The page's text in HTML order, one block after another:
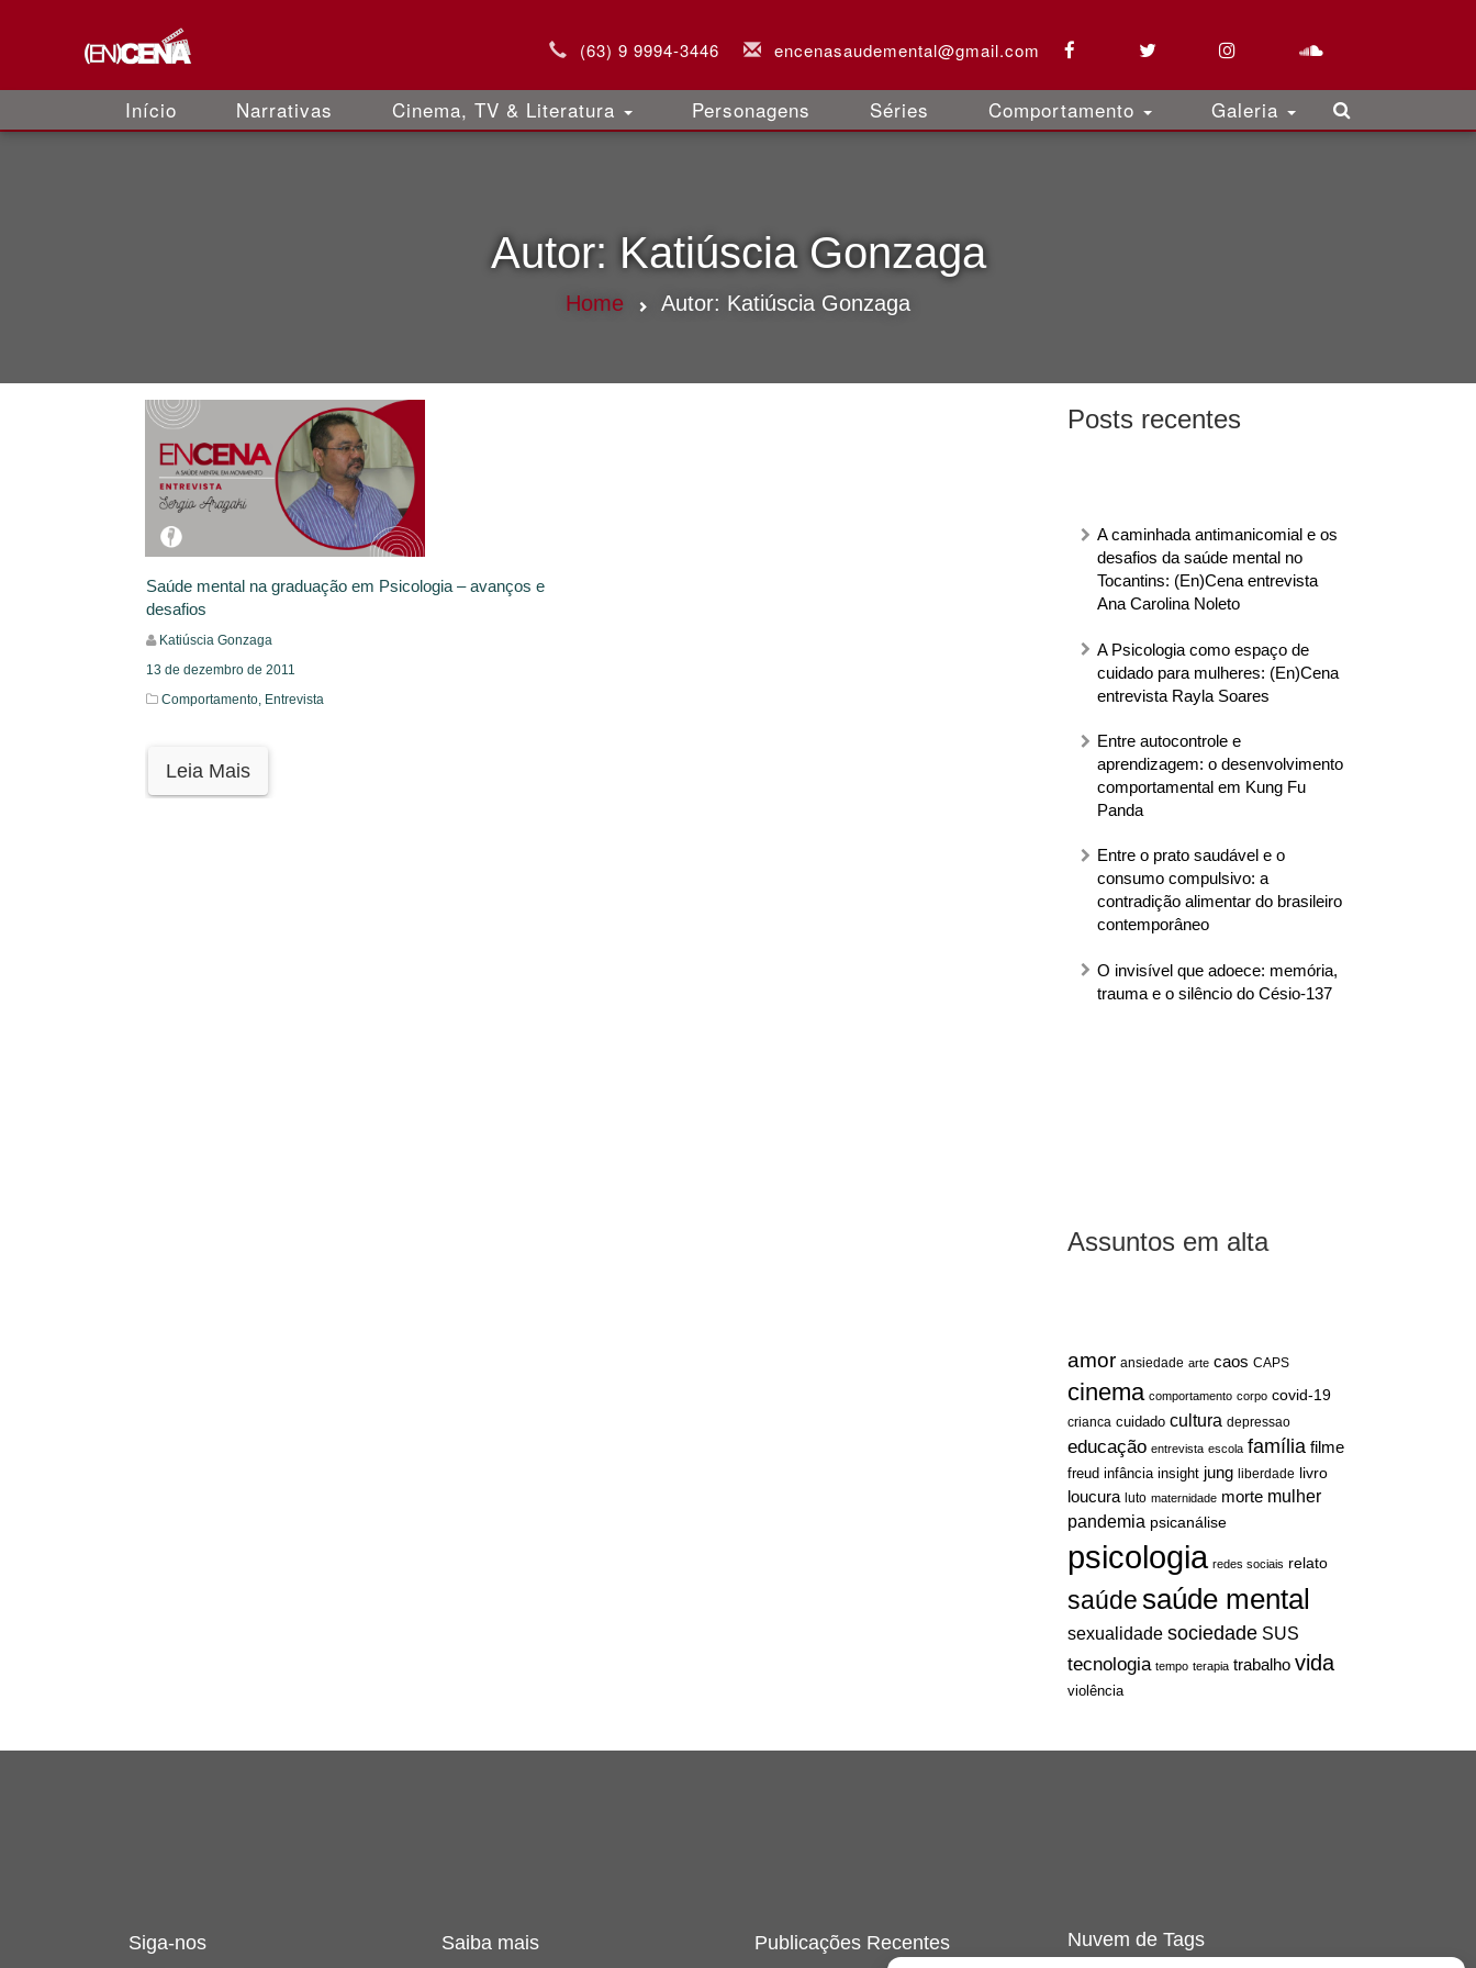
(63) 9 9994-3446 encenasaudemental@gmail.com
Início Narrativas Cinema, TV & Literatura Personagens Séries Comportamento Galeria
Autor: Katiúscia Gonzaga
Home Autor: Katiúscia Gonzaga
Posts recentes
A caminhada antimanicomial e os
desafios da saúde mental no
Tocantins: (En)Cena entrevista
Ana Carolina Noleto
A Psicologia como espaço de
cuidado para mulheres: (En)Cena
entrevista Rayla Soares
Entre autocontrole e
aprendizagem: o desenvolvimento
comportamental em Kung Fu
Panda
Entre o prato saudável e o
consumo compulsivo: a
contradição alimentar do brasileiro
contemporâneo
O invisível que adoece: memória,
trauma e o silêncio do Césio-137
Assuntos em alta
amor ansiedade arte caos CAPS
cinema comportamento corpo covid-19
crianca cuidado cultura depressao
educação entrevista escola família filme
freud infância insight jung liberdade livro
loucura luto maternidade morte mulher
pandemia psicanálise
psicologia redes sociais relato
saúdesaúde mental
sexualidade sociedade SUS
tecnologia tempo terapia trabalho vida
violência
Saúde mental na graduação em Psicologia – avanços e
desafios
Katiúscia Gonzaga
13 de dezembro de 2011
Comportamento, Entrevista
Leia Mais
Siga-nos Saiba mais Publicações Recentes Nuvem de Tags